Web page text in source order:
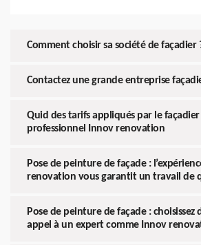
Comment choisir sa société de façadier
Contactez une grande entreprise
Quid des tarifs appliqués par le façadier
professionnel Innov renovation
Pose de peinture de façade :
renovation vous garantit un travail de
Pose de peinture de façade : choisissez
appel à un expert comme Innov